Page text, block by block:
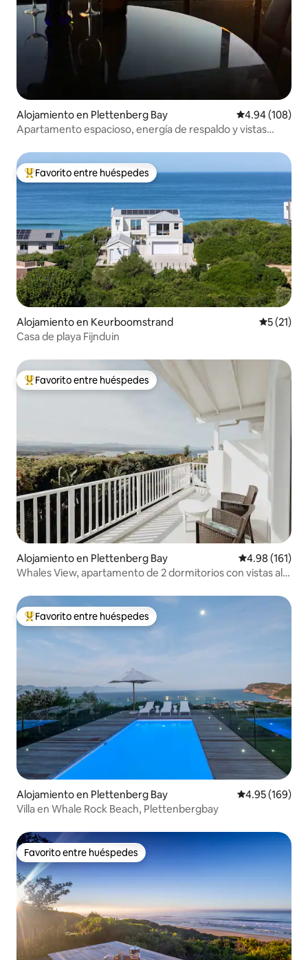
Alojamiento en Plettenberg Bay Calificación
4.94 (108)
Apartamento espacioso, energía de respaldo y vistas
Favorito entre huéspedes preferido
Favorito entre huéspedes
Alojamiento en Keurboomstrand
5 (21)
Casa de playa Fijnduin
Favorito entre huéspedes preferido
Favorito entre huéspedes
Alojamiento en Plettenberg Bay Calificación
4.98 (161)
Whales View, apartamento de 2 dormitorios con vistas al
Favorito entre huéspedes preferido
Favorito entre huéspedes
Alojamiento en Plettenberg Bay Calificación
4.95 (169)
Villa en Whale Rock Beach, Plettenbergbay
Favorito entre huéspedes
Favorito entre huéspedes